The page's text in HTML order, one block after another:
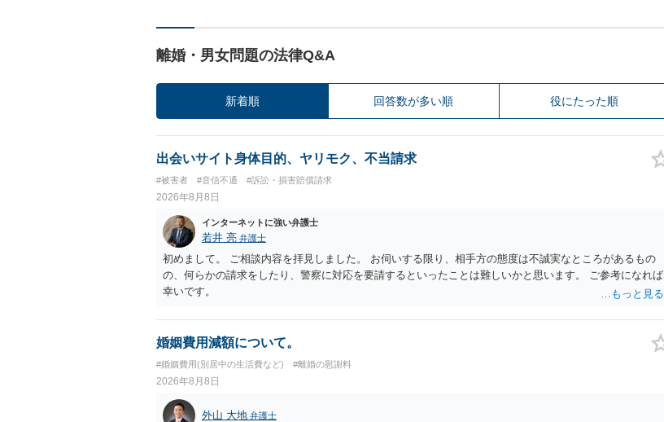
離婚・男女問題の法律Q&A
新着順 回答数が多い順 役にたった順
出会いサイト身体目的、ヤリモク、不当請求
#被害者 #音信不通 #訴訟・損害賠償請求
2026年8月8日
インターネットに強い弁護士
若井 亮 弁護士
初めまして。 ご相談内容を拝見しました。 お伺いする限り、相手方の態度は不誠実なところがあるもの
の、何らかの請求をしたり、警察に対応を要請するといったことは難しいかと思います。 ご参考になれば
幸いです。
婚姻費用減額について。
#婚姻費用(別居中の生活費など) #離婚の慰謝料
2026年8月8日
外山 大地 弁護士